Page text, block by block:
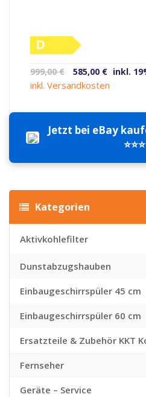
D
999,00€
Ursprünglicher
Preis
585,00 € inkl.
inkl. Versandkosten
Jetzt bei eBay
Kategorien
Aktivkohlefilter
Dunstabzugshauben
Einbaugeschirrspüler 45 cm
Einbaugeschirrspüler 60 cm
Ersatzteile & Zubehör KKT
Fernseher
Geräte – Service